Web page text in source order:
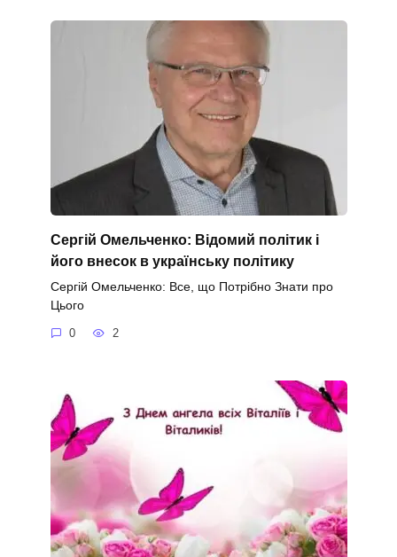
Сергій Омельченко: Відомий політик і
його внесок в українську політику
Сергій Омельченко: Все, що Потрібно Знати про
Цього
0 2